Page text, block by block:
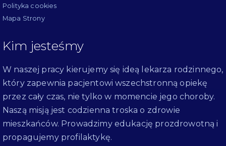
Polityka cookies
Mapa Strony
Kim jesteśmy
W naszej pracy kierujemy się ideą lekarza rodzinnego,
który zapewnia pacjentowi wszechstronną opiekę
przez cały czas, nie tylko w momencie jego choroby.
Naszą misją jest codzienna troska o zdrowie
mieszkańców. Prowadzimy edukację prozdrowotną i
propagujemy profilaktykę.